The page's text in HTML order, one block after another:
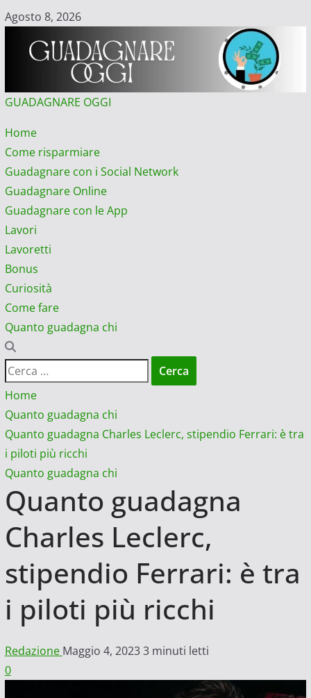
Vai
contenuto
Agosto 8, 2026
GUADAGNARE OGGI
Menu
principale
Home
Come risparmiare
Guadagnare con i Social Network
Guadagnare Online
Guadagnare con le App
Lavori
Lavoretti
Bonus
Curiosità
Come fare
Quanto guadagna chi
Ricerca
per:
Home
Quanto guadagna chi
Quanto guadagna Charles Leclerc, stipendio Ferrari: è tra
i piloti più ricchi
Quanto guadagna chi
Quanto guadagna
Charles Leclerc,
stipendio Ferrari: è tra
i piloti più ricchi
Redazione Maggio 4, 20233 minuti letti
0